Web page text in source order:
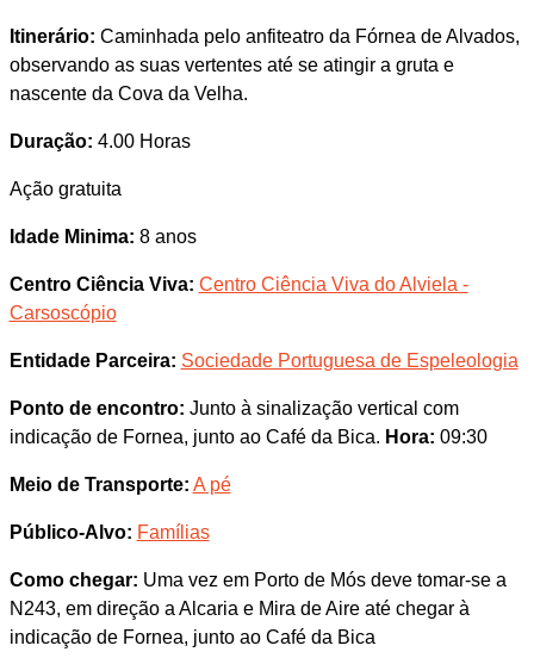
Itinerário: Caminhada pelo anfiteatro da Fórnea de Alvados,
observando as suas vertentes até se atingir a gruta e
nascente da Cova da Velha.
Duração: 4.00 Horas
Ação gratuita
Idade Minima: 8 anos
Centro Ciência Viva: Centro Ciência Viva do Alviela -
Carsoscópio
Entidade Parceira: Sociedade Portuguesa de Espeleologia
Ponto de encontro: Junto à sinalização vertical com
indicação de Fornea, junto ao Café da Bica. Hora: 09:30
Meio de Transporte: A pé
Público-Alvo: Famílias
Como chegar: Uma vez em Porto de Mós deve tomar-se a
N243, em direção a Alcaria e Mira de Aire até chegar à
indicação de Fornea, junto ao Café da Bica